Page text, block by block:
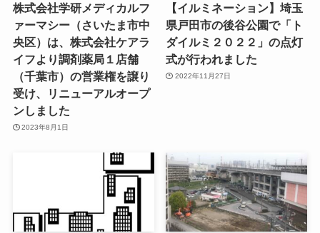
株式会社学研メディカルフ
ァーマシー（さいたま市中
央区）は、株式会社ケアラ
イフより調剤薬局１店舗
（千葉市）の営業権を譲り
受け、リニューアルオープ
ンしました
2023年8月1日
【イルミネーション】埼玉
県戸田市の後谷公園で「ト
ダイルミ２０２２」の点灯
式が行われました
2022年11月27日